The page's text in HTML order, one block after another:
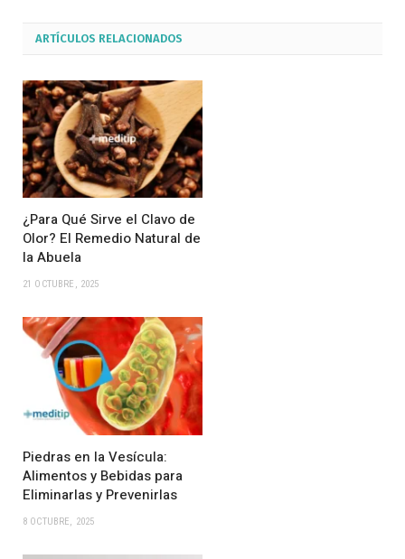
ARTÍCULOS RELACIONADOS
¿Para Qué Sirve el Clavo de
Olor? El Remedio Natural de
la Abuela
21 OCTUBRE, 2025
Piedras en la Vesícula:
Alimentos y Bebidas para
Eliminarlas y Prevenirlas
8 OCTUBRE, 2025